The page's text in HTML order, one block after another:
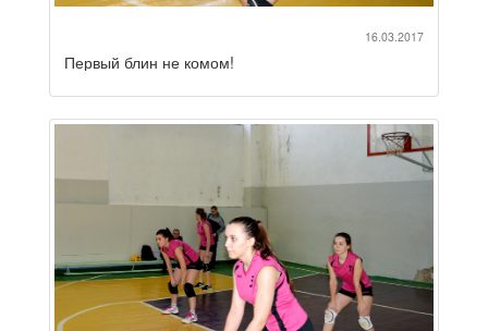
16.03.2017
Первый блин не комом!